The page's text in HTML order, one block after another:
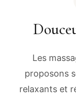
Les
proposons
relaxants et